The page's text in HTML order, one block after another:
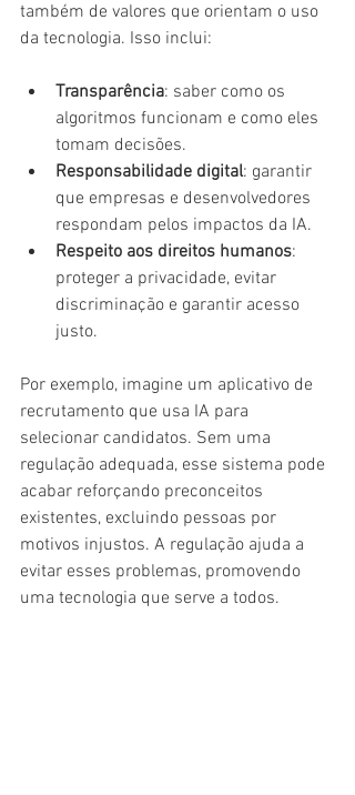
também de valores que orientam o uso
da tecnologia. Isso inclui:
Transparência: saber como os
algoritmos funcionam e como eles
tomam decisões.
Responsabilidade digital: garantir
que empresas e desenvolvedores
respondam pelos impactos da IA.
Respeito aos direitos humanos:
proteger a privacidade, evitar
discriminação e garantir acesso
justo.
Por exemplo, imagine um aplicativo de
recrutamento que usa IA para
selecionar candidatos. Sem uma
regulação adequada, esse sistema pode
acabar reforçando preconceitos
existentes, excluindo pessoas por
motivos injustos. A regulação ajuda a
evitar esses problemas, promovendo
uma tecnologia que serve a todos.